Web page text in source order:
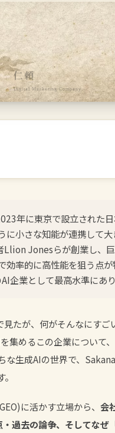
仁頼
Digital Marketing Company
年に東京で設立された
小さな知能が連携して
Jonesらが創業し、
効率的に高性能を狙う点
企業として最高水準にあり
見たが、何がそんなにす
集めるこの企業について
生成AIの世界で、
に活かす立場から、 会
過去の論争、そしてなぜ